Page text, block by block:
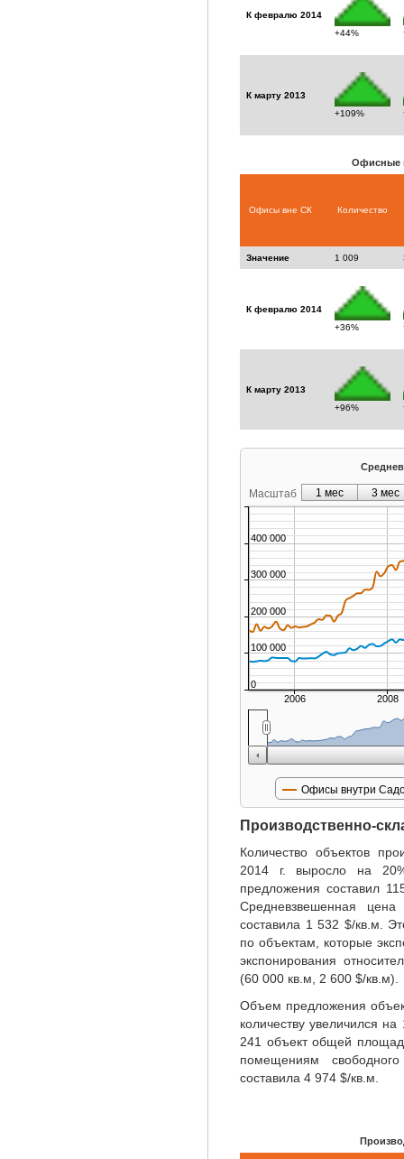
К февралю 2014
+44%
К марту 2013
+109%
Офисные
Офисы вне СК Количество
Значение 1 009
К февралю 2014
+36%
К марту 2013
+96%
Масштаб
Офисы внутри
2006 2008
100 000
200 000
300 000
400 000
0
1 мес 3 мес
Производственно-
Количество объектов
2014 г. выросло на
предложения составил
Средневзвешенная
составила 1 532 $/кв.м.
по объектам, которые
экспонирования
(60 000 кв.м, 2 600 $/кв.м).
Объем предложения
количеству увеличился
241 объект общей
помещениям
составила 4 974 $/кв.м.